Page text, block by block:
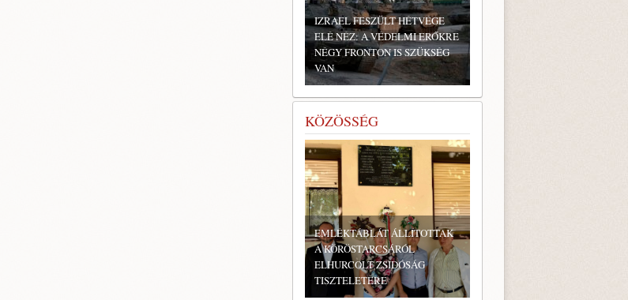
IZRAEL FESZÜLT HÉTVÉGE
ELÉ NÉZ: A VÉDELMI ERŐKRE
NÉGY FRONTON IS SZÜKSÉG
VAN
KÖZÖSSÉG
EMLÉKTÁBLÁT ÁLLÍTOTTAK
A KÖRÖSTARCSÁRÓL
ELHURCOLT ZSIDÓSÁG
TISZTELETÉRE